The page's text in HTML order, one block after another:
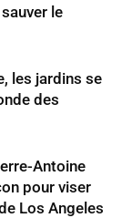
le
les jardins se
des
Antoine
pour viser
Los Angeles